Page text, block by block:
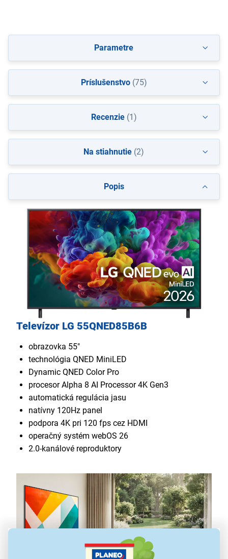
Popis
Televízor LG 55QNED85B6B
obrazovka 55"
technológia QNED MiniLED
Dynamic QNED Color Pro
procesor Alpha 8 AI Processor 4K Gen3
automatická regulácia jasu
natívny 120Hz panel
podpora 4K pri 120 fps cez HDMI
operačný systém webOS 26
2.0-kanálové reproduktory
Parametre
Príslušenstvo(75)
Recenzie(1)
Na stiahnutie (2)